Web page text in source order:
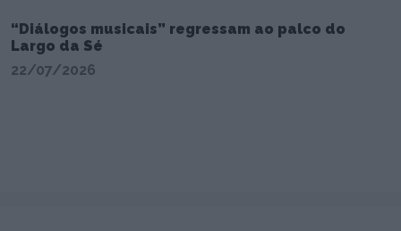
“Diálogos musicais” regressam ao palco do
Largo da Sé
22/07/2026